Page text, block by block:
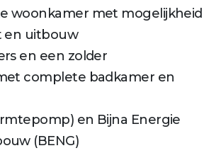
woonkamer met mogelijkheid
en uitbouw
en een zolder
complete badkamer en
en Bijna Energie
(BENG)